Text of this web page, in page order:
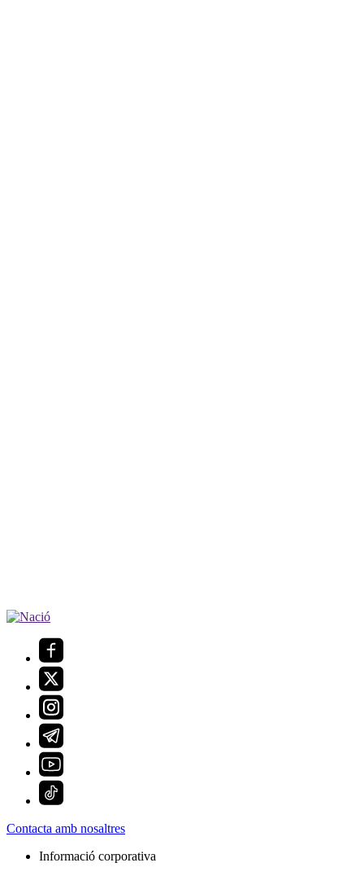
Contacta amb nosaltres
Informació corporativa